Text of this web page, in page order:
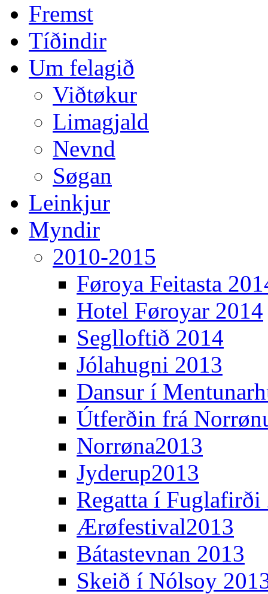
Fremst
Tíðindir
Um felagið
Viðtøkur
Limagjald
Nevnd
Søgan
Leinkjur
Myndir
2010-2015
Føroya Feitasta
Hotel Føroyar 2014
Seglloftið 2014
Jólahugni 2013
Dansur í
Útferðin frá
Norrøna2013
Jyderup2013
Regatta í Fuglafirði
Ærøfestival2013
Bátastevnan 2013
Skeið í Nólsoy